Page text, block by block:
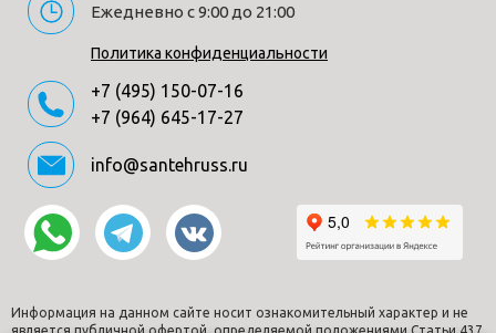
Ежедневно с 9:00 до 21:00
Политика конфиденциальности
+7 (495) 150-07-16
+7 (964) 645-17-27
info@santehruss.ru
Информация на данном сайте носит ознакомительный характер и не